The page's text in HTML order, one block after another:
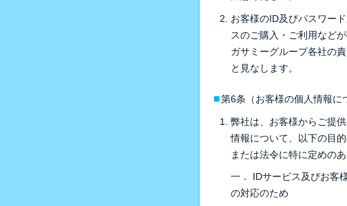
お客様のID及びパスワー
スのご購入・ご利用など
ガサミーグループ各社の
と見なします。
■第6条（お客様の個人情報に
弊社は、お客様からご提
情報について、以下の目
または法令に特に定めの
一． IDサービス及びお客
の対応のため